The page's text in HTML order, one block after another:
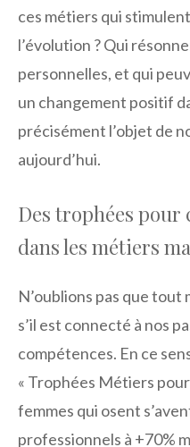
ces métiers qui
l’évolution ? Qui
personnelles, et qui
un changement positif
précisément l’objet de
aujourd’hui.
Des trophées pour
dans les métiers
N’oublions pas que
s’il est connecté à nos
compétences. En ce
« Trophées Métiers
femmes qui osent
professionnels à +70%